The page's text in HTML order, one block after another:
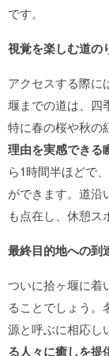
です。
視覚を楽しむ道の
アクセスする際に
堰までの道は、四
特に春の桜や秋の
理由を実感できる
ら1時間半ほどで
ができます。道沿
も点在し、休憩ス
最終目的地への到
ついに拾ヶ堰に着
ることでしょう。
源と呼ぶに相応し
る人々に癒しを提